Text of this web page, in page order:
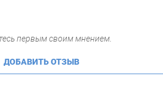
первым своим мнением.
ДОБАВИТЬ ОТЗЫВ